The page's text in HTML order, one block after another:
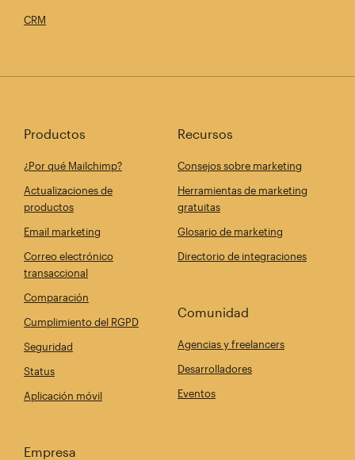
CRM
Productos
¿Por qué Mailchimp?
Actualizaciones de
productos
Email marketing
Correo electrónico
transaccional
Comparación
Cumplimiento del RGPD
Seguridad
Status
Aplicación móvil
Recursos
Consejos sobre marketing
Herramientas de marketing
gratuitas
Glosario de marketing
Directorio de integraciones
Comunidad
Agencias y freelancers
Desarrolladores
Eventos
Empresa